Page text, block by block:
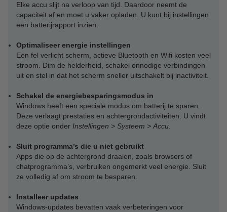
Elke accu slijt na verloop van tijd. Daardoor neemt de
capaciteit af en moet u vaker opladen. U kunt bij instellingen
een batterijrapport inzien.
Optimaliseer energie instellingen
Een fel verlicht scherm, actieve Bluetooth en Wifi kosten veel
stroom. Dim de helderheid, schakel onnodige verbindingen
uit en stel in dat het scherm sneller uitschakelt bij inactiviteit.
Schakel de energiebesparingsmodus in
Windows heeft een speciale modus om batterij te sparen.
Deze verlaagt prestaties en achtergrondactiviteiten. U vindt
deze optie onder Instellingen > Systeem > Accu
Sluit programma’s die u niet gebruikt
Apps die op de achtergrond draaien, zoals browsers of
chatprogramma’s, verbruiken ongemerkt veel energie. Sluit
ze volledig af om stroom te besparen.
Installeer updates
Windows-updates bevatten vaak verbeteringen voor